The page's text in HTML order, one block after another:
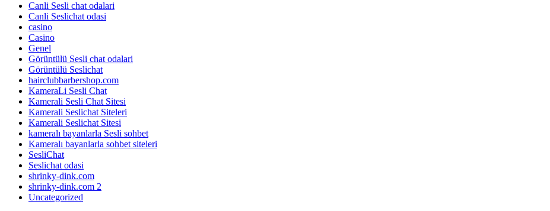
Canli Sesli chat odalari
Canli Seslichat odasi
casino
Casino
Genel
Görüntülü Sesli chat odalari
Görüntülü Seslichat
hairclubbarbershop.com
KameraLi Sesli Chat
Kamerali Sesli Chat Sitesi
Kamerali Seslichat Siteleri
Kamerali Seslichat Sitesi
kameralı bayanlarla Sesli sohbet
Kameralı bayanlarla sohbet siteleri
SesliChat
Seslichat odasi
shrinky-dink.com
shrinky-dink.com 2
Uncategorized